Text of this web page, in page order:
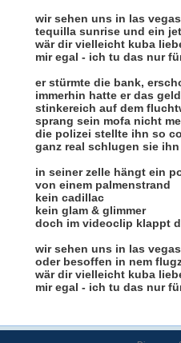
wir sehen uns in las
tequilla sunrise und ein
wär dir vielleicht kuba
mir egal - ich tu das nur
er stürmte die bank,
immerhin hatte er das geld
stinkereich auf dem
sprang sein mofa nicht
die polizei stellte ihn so
ganz real schlugen sie
in seiner zelle hängt ein
von einem palmenstrand
kein cadillac
kein glam & glimmer
doch im videoclip klappt
wir sehen uns in las
oder besoffen in nem
wär dir vielleicht kuba
mir egal - ich tu das nur